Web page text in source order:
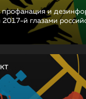
профанация и
й глазами